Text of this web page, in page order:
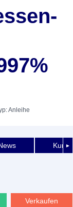
Anleihe
►
Verkaufen